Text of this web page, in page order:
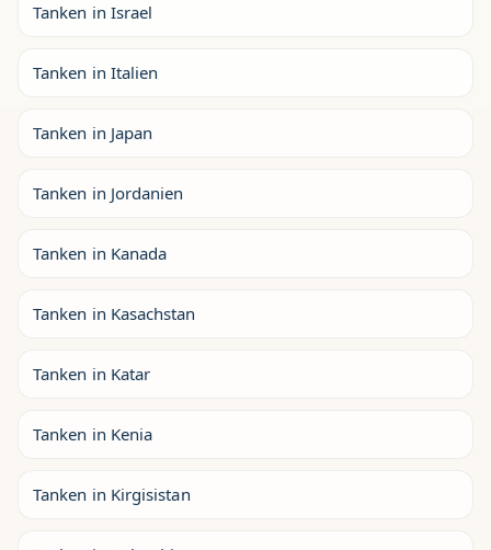
Tanken in Israel
Tanken in Italien
Tanken in Japan
Tanken in Jordanien
Tanken in Kanada
Tanken in Kasachstan
Tanken in Katar
Tanken in Kenia
Tanken in Kirgisistan